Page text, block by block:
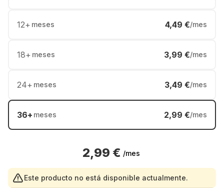
12+ meses 4,49 €/mes
18+ meses 3,99 €/mes
24+ meses 3,49 €/mes
36+ meses 2,99 €/mes
2,99 € /mes
Este producto no está disponible actualmente.